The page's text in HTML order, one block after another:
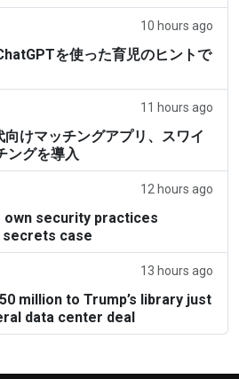
10 hours ago
を使った育児のヒントで
11 hours ago
けマッチングアプリ、スワイ
ングを導入
12 hours ago
own security practices
case
13 hours ago
million to Trump’s library just
data center deal